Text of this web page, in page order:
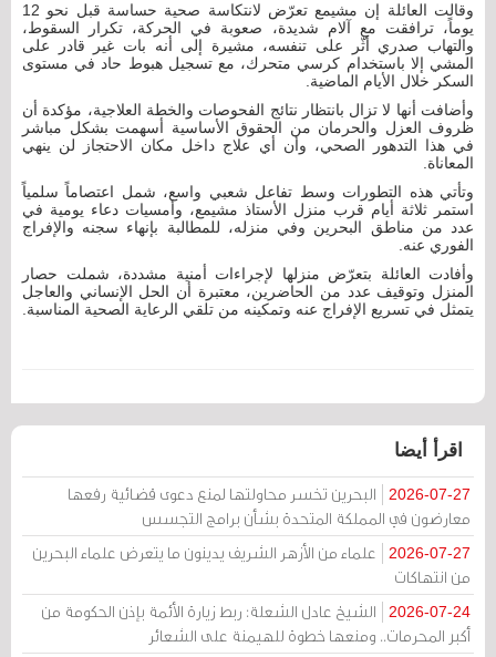
وقالت العائلة إن مشيمع تعرّض لانتكاسة صحية حساسة قبل نحو 12
يوماً، ترافقت مع آلام شديدة، صعوبة في الحركة، تكرار السقوط،
والتهاب صدري أثّر على تنفسه، مشيرة إلى أنه بات غير قادر على
المشي إلا باستخدام كرسي متحرك، مع تسجيل هبوط حاد في مستوى
السكر خلال الأيام الماضية.
وأضافت أنها لا تزال بانتظار نتائج الفحوصات والخطة العلاجية، مؤكدة أن
ظروف العزل والحرمان من الحقوق الأساسية أسهمت بشكل مباشر
في هذا التدهور الصحي، وأن أي علاج داخل مكان الاحتجاز لن ينهي
المعاناة.
وتأتي هذه التطورات وسط تفاعل شعبي واسع، شمل اعتصاماً سلمياً
استمر ثلاثة أيام قرب منزل الأستاذ مشيمع، وأمسيات دعاء يومية في
عدد من مناطق البحرين وفي منزله، للمطالبة بإنهاء سجنه والإفراج
الفوري عنه.
وأفادت العائلة بتعرّض منزلها لإجراءات أمنية مشددة، شملت حصار
المنزل وتوقيف عدد من الحاضرين، معتبرة أن الحل الإنساني والعاجل
يتمثل في تسريع الإفراج عنه وتمكينه من تلقي الرعاية الصحية المناسبة.
اقرأ أيضا
2026-07-27
البحرين تخسر محاولتها لمنع دعوى قضائية رفعها
معارضون في المملكة المتحدة بشأن برامج التجسس
2026-07-27
علماء من الأزهر الشريف يدينون ما يتعرض علماء البحرين
من انتهاكات
2026-07-24
الشيخ عادل الشعلة: ربط زيارة الأئمة بإذن الحكومة من
أكبر المحرمات.. ومنعها خطوة للهيمنة على الشعائر